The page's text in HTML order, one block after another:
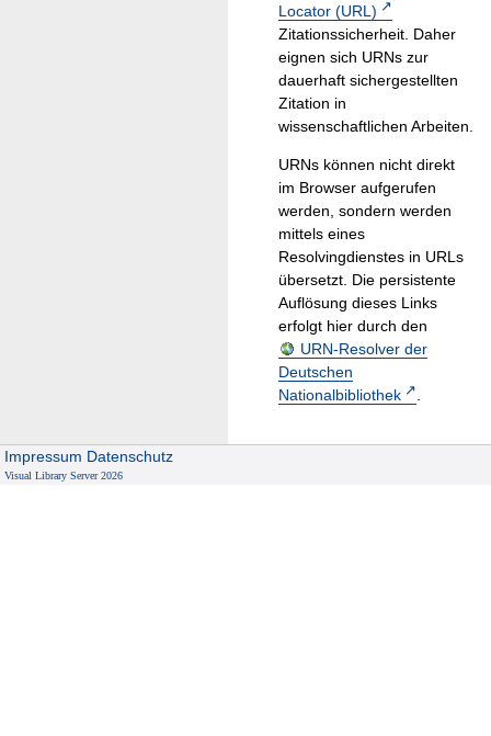
Locator (URL)
Zitationssicherheit. Daher
eignen sich URNs zur
dauerhaft sichergestellten
Zitation in
wissenschaftlichen Arbeiten.
URNs können nicht direkt
im Browser aufgerufen
werden, sondern werden
mittels eines
Resolvingdienstes in URLs
übersetzt. Die persistente
Auflösung dieses Links
erfolgt hier durch den
URN-Resolver der
Deutschen
Nationalbibliothek
.
Impressum Datenschutz
Visual Library Server 2026